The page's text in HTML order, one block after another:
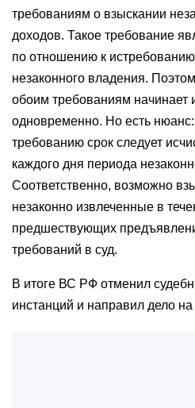
требованиям о взыскании
доходов. Такое требование
по отношению к
незаконного владения.
обоим требованиям начинает
одновременно. Но есть
требованию срок следует
каждого дня периода
Соответственно, возможно
незаконно извлеченные в
предшествующих
требований в суд.
В итоге ВС РФ отменил
инстанций и направил дело